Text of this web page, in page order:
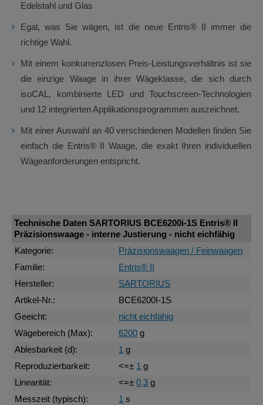
Edelstahl und Glas
Egal, was Sie wägen, ist die neue Entris® II immer die
richtige Wahl.
Mit einem konkurrenzlosen Preis-Leistungsverhältnis ist sie
die einzige Waage in ihrer Wägeklasse, die sich durch
isoCAL, kombinierte LED und Touchscreen-Technologien
und 12 integrierten Applikationsprogrammen auszeichnet.
Mit einer Auswahl an 40 verschiedenen Modellen finden Sie
einfach die Entris® II Waage, die exakt Ihren individuellen
Wägeanforderungen entspricht.
Technische Daten SARTORIUS BCE6200i-1S Entris® II
Präzisionswaage - interne Justierung - nicht eichfähig
Kategorie:
Präzisionswaagen / Feinwaagen
Familie:
Entris® II
Hersteller:
SARTORIUS
Artikel-Nr.:
BCE6200I-1S
Geeicht:
nicht eichfähig
Wägebereich (Max):
6200 g
Ablesbarkeit (d):
1 g
Reproduzierbarkeit:
<=± 1 g
Linearität:
<=±0,3 g
Messzeit (typisch):
1 s